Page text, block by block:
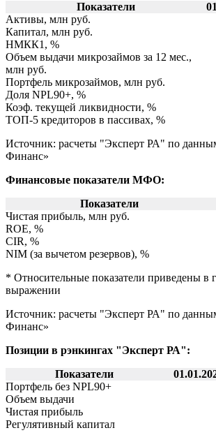
Показатели
Активы, млн руб.
Капитал, млн руб.
НМКК1, %
Объем выдачи микрозаймов за 12 мес.,
млн руб.
Портфель микрозаймов, млн руб.
Доля NPL90+, %
Коэф. текущей ликвидности, %
ТОП-5 кредиторов в пассивах, %
Источник: расчеты "Эксперт РА" по
Финанс»
Финансовые показатели МФО:
Показатели
Чистая прибыль, млн руб.
ROE, %
CIR, %
NIM (за вычетом резервов), %
* Относительные показатели приведены в
выражении
Источник: расчеты "Эксперт РА" по
Финанс»
Позиции в рэнкингах "Эксперт РА":
Показатели
Портфель без NPL90+
Объем выдачи
Чистая прибыль
Регулятивный капитал